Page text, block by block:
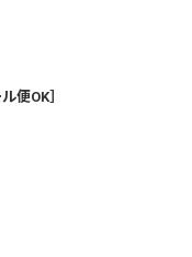
便OK］